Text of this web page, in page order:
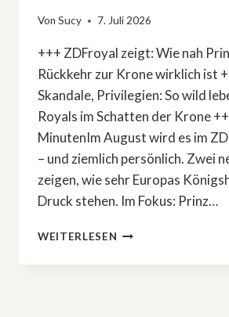
Von Sucy 7. Juli 2026
+++ ZDFroyal zeigt: Wie nah
Rückkehr zur Krone wirklich ist
Skandale, Privilegien: So wild
Royals im Schatten der Krone
MinutenIm August wird es im
– und ziemlich persönlich. Zwei
zeigen, wie sehr Europas
Druck stehen. Im Fokus: Prinz…
WEITERLESEN PRINZ
COMEBACK